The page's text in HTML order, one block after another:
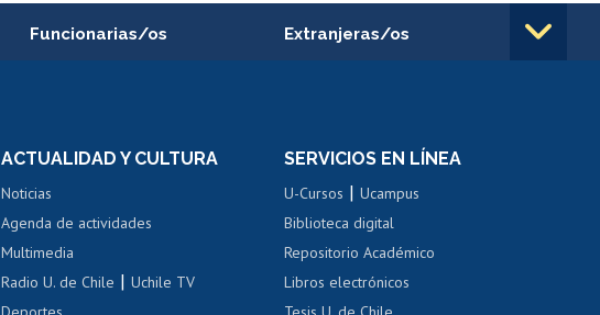
Funcionarias/os
Portal de movilidad interna
Certificado de renta
Certificado de renta
Extranjeras/os
Cursos de español
ACTUALIDAD Y CULTURA
Noticias
Agenda de actividades
Multimedia
Radio U. de Chile |Uchile TV
SERVICIOS EN LÍNEA
U-Cursos |Ucampus
Biblioteca digital
Repositorio Académico
Libros electrónicos